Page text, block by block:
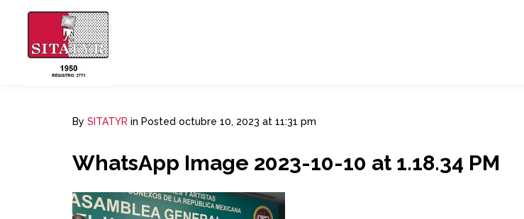
By SITATYR in Posted octubre 10, 2023 at 11:31 pm
WhatsApp Image 2023-10-10 at 1.18.34 PM